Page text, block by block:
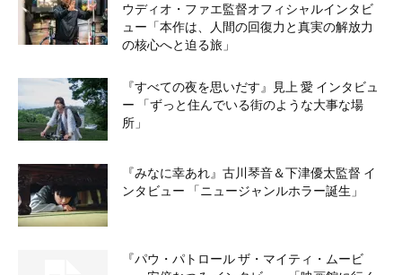
ウディオ・ファエ監督オフィシャルインタビ
ュー「本作は、人間の回復力と真実の解放力
の核心へと迫る旅」
『すべての夜を思いだす』見上 愛 インタビュ
ー 「ずっと住んでいる街のような大事な場
所」
『みなに幸あれ』古川琴音＆下津優太監督 イ
ンタビュー 「ニュージャンルホラー誕生」
『パウ・パトロール ザ・マイティ・ムービ